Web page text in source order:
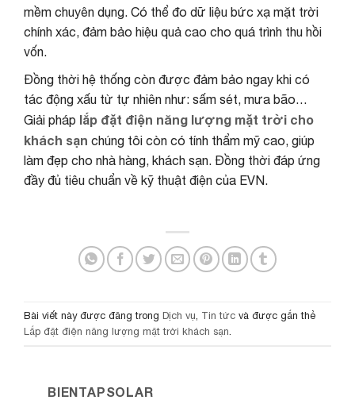
mềm chuyên dụng. Có thể đo dữ liệu bức xạ mặt trời
chính xác, đảm bảo hiệu quả cao cho quá trình thu hồi
vốn.
Đồng thời hệ thống còn được đảm bảo ngay khi có
tác động xấu từ tự nhiên như: sấm sét, mưa bão…
Giải pháp lắp đặt điện năng lượng mặt trời cho
khách sạn chúng tôi còn có tính thẩm mỹ cao, giúp
làm đẹp cho nhà hàng, khách sạn. Đồng thời đáp ứng
đầy đủ tiêu chuẩn về kỹ thuật điện của EVN.
Bài viết này được đăng trong Dịch vụ Tin tức và được gắn thẻ
Lắp đặt điện năng lượng mặt trời khách sạn
BIENTAPSOLAR